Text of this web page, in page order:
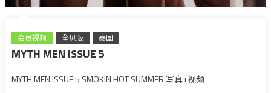
会员视频 全见版 泰国
MYTH MEN ISSUE 5
MYTH MEN ISSUE 5 SMOKIN HOT SUMMER 写真+视频